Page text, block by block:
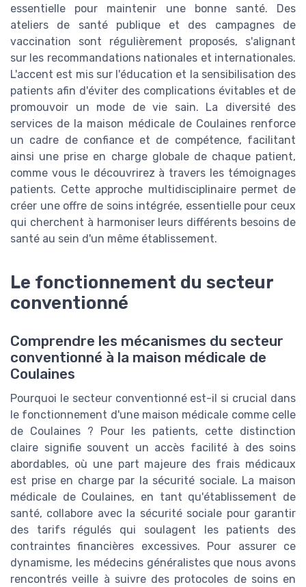
essentielle pour maintenir une bonne santé. Des
ateliers de santé publique et des campagnes de
vaccination sont régulièrement proposés, s'alignant
sur les recommandations nationales et internationales.
L'accent est mis sur l'éducation et la sensibilisation des
patients afin d'éviter des complications évitables et de
promouvoir un mode de vie sain. La diversité des
services de la maison médicale de Coulaines renforce
un cadre de confiance et de compétence, facilitant
ainsi une prise en charge globale de chaque patient,
comme vous le découvrirez à travers les témoignages
patients. Cette approche multidisciplinaire permet de
créer une offre de soins intégrée, essentielle pour ceux
qui cherchent à harmoniser leurs différents besoins de
santé au sein d'un même établissement.
Le fonctionnement du secteur
conventionné
Comprendre les mécanismes du secteur
conventionné à la maison médicale de
Coulaines
Pourquoi le secteur conventionné est-il si crucial dans
le fonctionnement d'une maison médicale comme celle
de Coulaines ? Pour les patients, cette distinction
claire signifie souvent un accès facilité à des soins
abordables, où une part majeure des frais médicaux
est prise en charge par la sécurité sociale. La maison
médicale de Coulaines, en tant qu'établissement de
santé, collabore avec la sécurité sociale pour garantir
des tarifs régulés qui soulagent les patients des
contraintes financières excessives. Pour assurer ce
dynamisme, les médecins généralistes que nous avons
rencontrés veille à suivre des protocoles de soins en